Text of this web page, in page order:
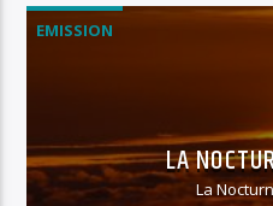
EMISSION
LA
La